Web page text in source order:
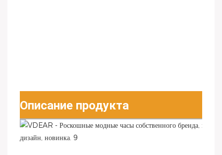
Описание продукта